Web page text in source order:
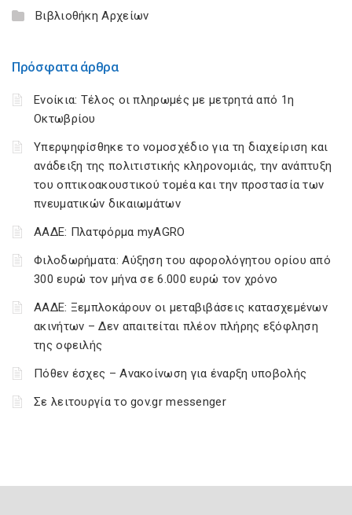
Βιβλιοθήκη Αρχείων
Πρόσφατα άρθρα
Ενοίκια: Τέλος οι πληρωμές με μετρητά από 1η
Οκτωβρίου
Υπερψηφίσθηκε το νομοσχέδιο για τη διαχείριση και
ανάδειξη της πολιτιστικής κληρονομιάς, την ανάπτυξη
του οπτικοακουστικού τομέα και την προστασία των
πνευματικών δικαιωμάτων
ΑΑΔΕ: Πλατφόρμα myAGRO
Φιλοδωρήματα: Αύξηση του αφορολόγητου ορίου από
300 ευρώ τον μήνα σε 6.000 ευρώ τον χρόνο
ΑΑΔΕ: Ξεμπλοκάρουν οι μεταβιβάσεις κατασχεμένων
ακινήτων – Δεν απαιτείται πλέον πλήρης εξόφληση
της οφειλής
Πόθεν έσχες – Ανακοίνωση για έναρξη υποβολής
Σε λειτουργία το gov.gr messenger